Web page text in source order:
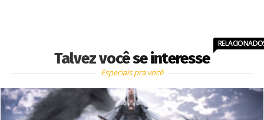
Talvez você se interesse
Especiais pra você